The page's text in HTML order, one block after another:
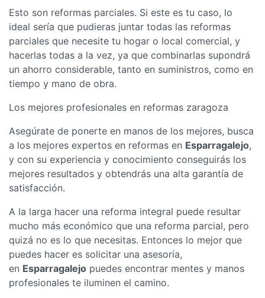
Esto son reformas parciales. Si este es tu caso, lo
ideal sería que pudieras juntar todas las reformas
parciales que necesite tu hogar o local comercial, y
hacerlas todas a la vez, ya que combinarlas supondrá
un ahorro considerable, tanto en suministros, como en
tiempo y mano de obra.
Los mejores profesionales en reformas zaragoza
Asegúrate de ponerte en manos de los mejores, busca
a los mejores expertos en reformas en Esparragalejo,
y con su experiencia y conocimiento conseguirás los
mejores resultados y obtendrás una alta garantía de
satisfacción.
A la larga hacer una reforma integral puede resultar
mucho más económico que una reforma parcial, pero
quizá no es lo que necesitas. Entonces lo mejor que
puedes hacer es solicitar una asesoría,
en Esparragalejo puedes encontrar mentes y manos
profesionales te iluminen el camino.